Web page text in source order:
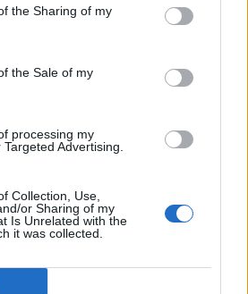
the Sharing of my
the Sale of my
processing my
Advertising.
Collection, Use,
or Sharing of my
Is Unrelated with the
it was collected.
(2465voti, media:3,80
,Lassa,я ста ,mammo ,TERMI